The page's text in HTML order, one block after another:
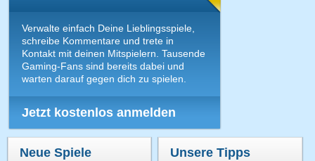
Verwalte einfach Deine Lieblingsspiele,
schreibe Kommentare und trete in
Kontakt mit deinen Mitspielern. Tausende
Gaming-Fans sind bereits dabei und
warten darauf gegen dich zu spielen.
Jetzt kostenlos anmelden
Neue Spiele Unsere Tipps